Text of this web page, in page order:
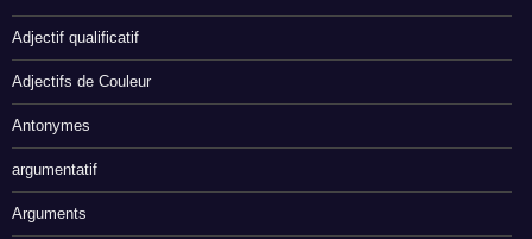
Adjectif qualificatif
Adjectifs de Couleur
Antonymes
argumentatif
Arguments